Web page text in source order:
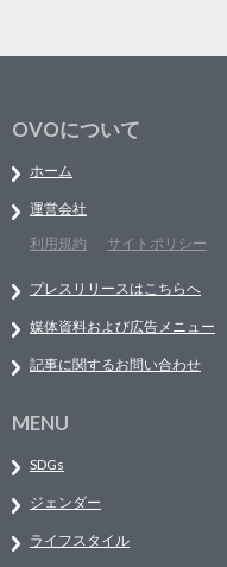
OVOについて
ホーム
運営会社
利用規約
サイトポリシー
プレスリリースはこちらへ
媒体資料および広告メニュー
記事に関するお問い合わせ
MENU
SDGs
ジェンダー
ライフスタイル